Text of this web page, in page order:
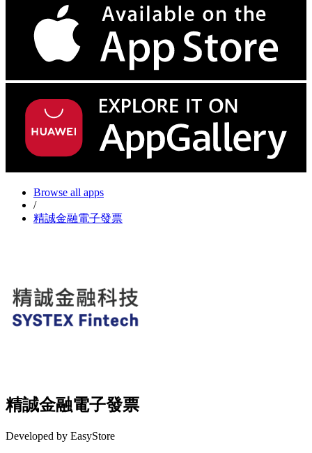
Browse all apps
/
精誠金融電子發票
精誠金融電子發票
Developed by EasyStore